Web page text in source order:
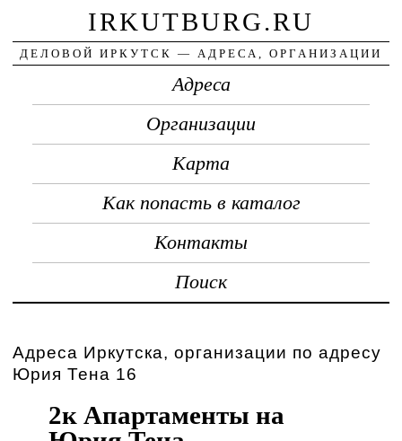
IRKUTBURG.RU
ДЕЛОВОЙ ИРКУТСК — АДРЕСА, ОРГАНИЗАЦИИ
Адреса
Организации
Карта
Как попасть в каталог
Контакты
Поиск
Адреса Иркутска, организации по адресу
Юрия Тена 16
2к Апартаменты на